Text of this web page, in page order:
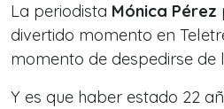
La periodista Mónica Pérez
divertido momento en
momento de despedirse de
Y es que haber estado 22